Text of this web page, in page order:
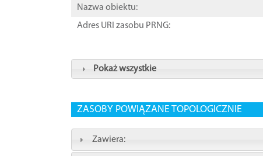
Nazwa obiektu:
Adres URI zasobu PRNG:
Pokaż wszystkie
ZASOBY POWIĄZANE TOPOLOGICZNIE
Zawiera: